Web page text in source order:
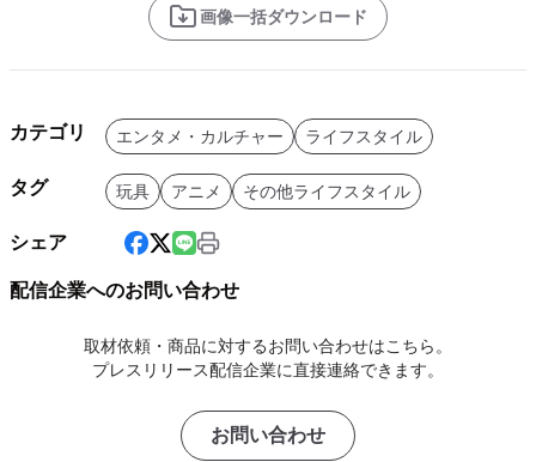
画像一括ダウンロード
カテゴリ エンタメ・カルチャー ライフスタイル
タグ 玩具 アニメ その他ライフスタイル
シェア
配信企業へのお問い合わせ
取材依頼・商品に対するお問い合わせはこちら。
プレスリリース配信企業に直接連絡できます。
お問い合わせ